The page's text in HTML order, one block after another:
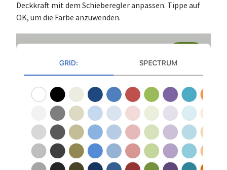
Deckkraft mit dem Schieberegler anpassen. Tippe auf
OK, um die Farbe anzuwenden.